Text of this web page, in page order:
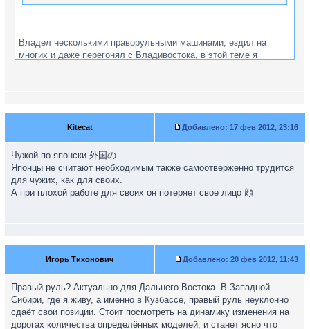
Владел несколькими праворульными машинами, ездил на
многих и даже перегонял с Владивостока, в этой теме я
Возьмём например Мазда3 и Пру Акселу или Тойота Corolla
японская сборка на ОДНОМ и том же заводе собраные машины
в Японии в зависимости от концерна! Чем не нравится
качество? Гайки специально на левом руле недоворачивают на
соседней линии??????
Они по качеству совершенно Одинаковые- выходной контроль
и портят их специально и для "ЛевогоРул" отдельно
поставляют бракованные не качественные материалы - чтобы в
АМНО!!! Или может быть всётаки все японские авто на самом
деле дешевка?) Отличие Пру и Левого руля- лишь в том - что
одна для правостороннего движения другая для
Kitecat Добавлено: 17 фев 2012, 23:16
Чужой по японски 外国の
Японцы не считают необходимым также самоотверженно трудится
для чужих, как для своих.
А при плохой работе для своих он потеряет свое лицо 顔
Игорь Тихонович Добавлено: 20 фев 2012, 11:43
Правый руль? Актуально для Дальнего Востока. В Западной
Сибири, где я живу, а именно в Кузбассе, правый руль неуклонно
сдаёт свои позиции. Стоит посмотреть на динамику изменения на
дорогах количества определённых моделей, и станет ясно что